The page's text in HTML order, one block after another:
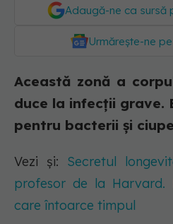
Adaugă-ne ca sursă
Urmărește-ne
Această zonă a
duce la infecții grave.
pentru bacterii și
Vezi și: Secretul
profesor de la Harvard.
care întoarce timpul